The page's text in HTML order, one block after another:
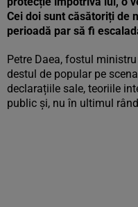
Cei doi sunt căsătoriți de
perioadă par să fi
Petre Daea, fostul
destul de popular pe
declarațiile sale, teoriile
public și, nu în ultimul